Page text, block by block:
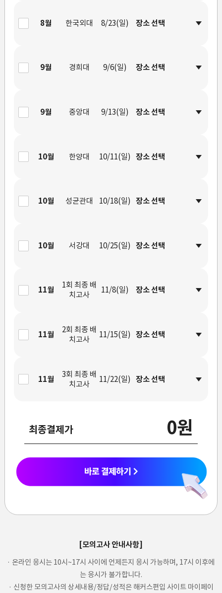
8월 한국외대 8/23(일)
9월 경희대 9/6(일)
9월 중앙대 9/13(일)
10월 한양대 10/11(일)
10월 성균관대 10/18(일)
10월 서강대 10/25(일)
11월
1회 최종 배
치고사
11/8(일)
11월
2회 최종 배
치고사
11/15(일)
11월
3회 최종 배
치고사
11/22(일)
최종결제가 0원
[모의고사 안내사항]
· 온라인 응시는 10시~17시 사이에 언제든지 응시 가능하며, 17시 이후에
는 응시가 불가합니다.
· 신청한 모의고사의 상세내용/정답/성적은 해커스편입 사이트 마이페이